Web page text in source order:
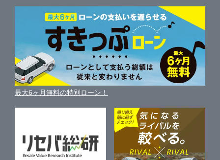
ガリバー葛飾出張査定センター
ガリバー八王子みなみ野店
ガリバー三鷹店
三鷹市
東大和市
あきる野市
西東京市
中古車人気ランキング
自動車ローンを調べる
ガリバーの自動車ローン
車買い替えの基礎知識
近くのお店で車を探す
車を売る時よくある質問
便利な査定サービス
中古車買取相場（毎月更新）
車の個人売買ガイド
新車・中古車カタログ
車の燃費を調べる
車種別クチコミ
車比較サイト
サイトマップ
サイトの使用条件
利用規約
保険代理店業務に関する基本方針
古物営業法に基づく表示
最大6ヶ月無料の特別ローン！